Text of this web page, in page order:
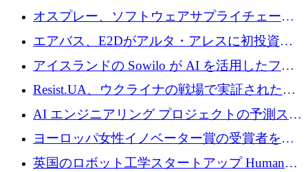
グループとしてポートフォリオを拡大し ETG
に買収
オスプレー、ソフトウェアサプライチェーン
攻撃を阻止するために265万ドルを確保
エアバス、E2Dがアルタ・アレスに初投資、
欧州防衛技術ファンドに5億ユーロを拠出
アイスランドの Sowilo が AI を活用したファ
ッション製品インテリジェンス プラットフォ
ームを拡大するためにプレシードを調達
Resist.UA、ウクライナの戦場で実証された防
衛技術を拡大するために5,000万ユーロの欧州
基金を立ち上げる
AI エンジニアリング プロジェクトの予測スタ
ートアップ Cascade が a16z アクセラレータか
らの支援を獲得
ヨーロッパ女性イノベーター賞の受賞者を紹
介します
英国のロボット工学スタートアップ Humanoid